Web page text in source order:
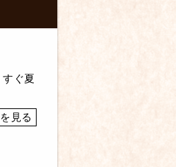
ぐ夏
見る